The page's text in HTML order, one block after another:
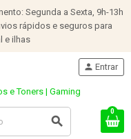
Segunda a Sexta, 9h-13h
rápidos e seguros para
e ilhas
search
person Entrar
0